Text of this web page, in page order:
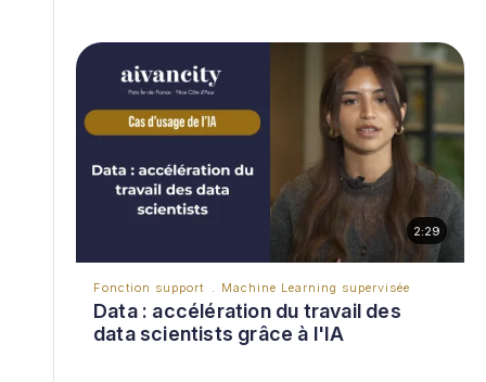
2:29
Fonction support Machine Learning supervisée
Data : accélération du travail des
data scientists grâce à l'IA